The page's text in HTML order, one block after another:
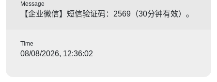
Message
【企业微信】短信验证码：2569（30分钟有效）。
Time
08/08/2026, 12:36:02